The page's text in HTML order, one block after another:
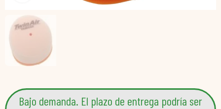
Bajo demanda. El plazo de entrega podría ser